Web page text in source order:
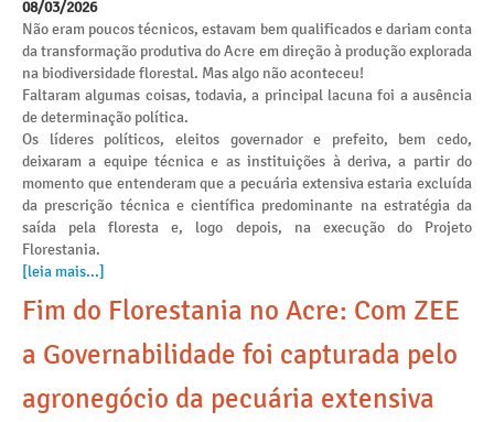
08/03/2026
Não eram poucos técnicos, estavam bem qualificados e dariam conta
da transformação produtiva do Acre em direção à produção explorada
na biodiversidade florestal. Mas algo não aconteceu!
Faltaram algumas coisas, todavia, a principal lacuna foi a ausência
de determinação política.
Os líderes políticos, eleitos governador e prefeito, bem cedo,
deixaram a equipe técnica e as instituições à deriva, a partir do
momento que entenderam que a pecuária extensiva estaria excluída
da prescrição técnica e científica predominante na estratégia da
saída pela floresta e, logo depois, na execução do Projeto
Florestania.
[leia mais...]
Fim do Florestania no Acre: Com ZEE
a Governabilidade foi capturada pelo
agronegócio da pecuária extensiva